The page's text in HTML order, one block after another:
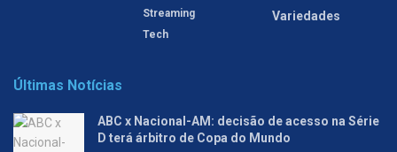
Streaming
Tech
Variedades
Últimas Notícias
ABC x Nacional-AM: decisão de acesso na Série
D terá árbitro de Copa do Mundo